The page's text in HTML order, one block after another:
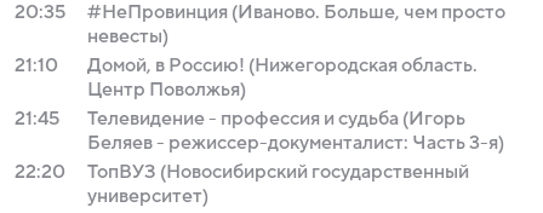
20:35
#НеПровинция (Иваново. Больше, чем просто
невесты)
21:10
Домой, в Россию! (Нижегородская область.
Центр Поволжья)
21:45
Телевидение - профессия и судьба (Игорь
Беляев - режиссер-документалист: Часть 3-я)
22:20
ТопВУЗ (Новосибирский государственный
университет)